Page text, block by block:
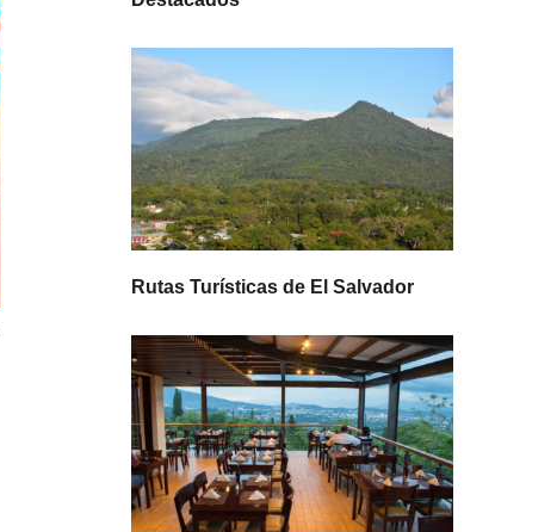
Rutas Turísticas de El Salvador